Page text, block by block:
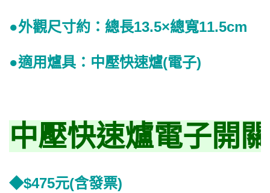
●外觀尺寸約：總長13.5×總寬11.5cm
●適用爐具：中壓快速爐(電子)
中壓快速爐電子開
◆$475元(含發票)